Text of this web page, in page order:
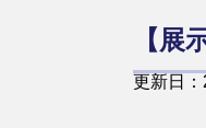
【展
更新日：